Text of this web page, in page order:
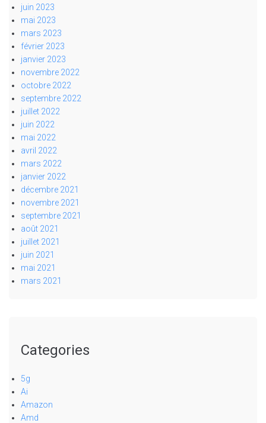
juin 2023
mai 2023
mars 2023
février 2023
janvier 2023
novembre 2022
octobre 2022
septembre 2022
juillet 2022
juin 2022
mai 2022
avril 2022
mars 2022
janvier 2022
décembre 2021
novembre 2021
septembre 2021
août 2021
juillet 2021
juin 2021
mai 2021
mars 2021
Categories
5g
Ai
Amazon
Amd